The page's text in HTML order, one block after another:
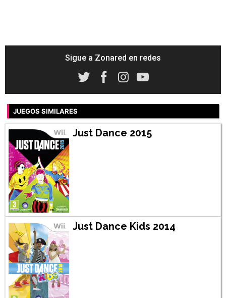
Sigue a Zonared en redes
JUEGOS SIMILARES
Just Dance 2015
Just Dance Kids 2014